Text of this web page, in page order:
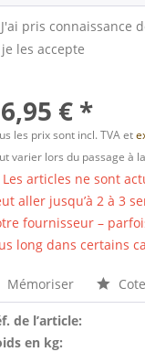
J'ai pris connaissance
les accepte
€ *
les prix sont incl. TVA et
varier lors du passage à
Les articles ne sont
aller jusqu’à 2 à 3
fournisseur –
long dans certains
Mémoriser
de l’article:
en kg: